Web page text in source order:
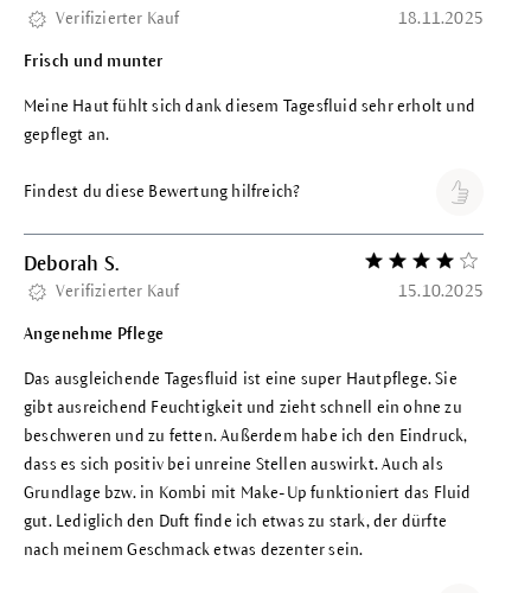
Verifizierter Kauf 18.11.2025
Frisch und munter
Meine Haut fühlt sich dank diesem Tagesfluid sehr erholt und
gepflegt an.
Findest du diese Bewertung hilfreich?
Deborah S. Bewertung mit 4
Verifizierter Kauf 15.10.2025
Angenehme Pflege
Das ausgleichende Tagesfluid ist eine super Hautpflege. Sie
gibt ausreichend Feuchtigkeit und zieht schnell ein ohne zu
beschweren und zu fetten. Außerdem habe ich den Eindruck,
dass es sich positiv bei unreine Stellen auswirkt. Auch als
Grundlage bzw. in Kombi mit Make-Up funktioniert das Fluid
gut. Lediglich den Duft finde ich etwas zu stark, der dürfte
nach meinem Geschmack etwas dezenter sein.